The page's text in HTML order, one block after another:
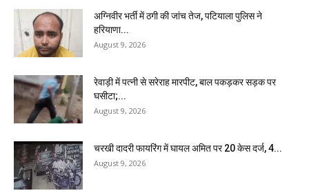
अग्निवीर भर्ती में ठगी की जांच तेज, पटियाला पुलिस ने
हरियाणा...
August 9, 2026
रेवाड़ी में पत्नी से सरेराह मारपीट, बाल पकड़कर सड़क पर
घसीटा;...
August 9, 2026
चरखी दादरी फायरिंग में घायल अमित पर 20 केस दर्ज, 4...
August 9, 2026